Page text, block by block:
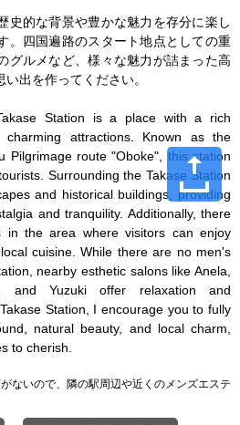
史的な背景や豊かな魅力を存分に楽し
。四国遍路のスタート地点としての重
グルメなど、様々な魅力が詰まった高
出を作ってください。
Station is a place with a rich
charming attractions. Known as the
Pilgrimage route "Oboke", this station
Surrounding the Takase Station
and historical buildings, providing
and tranquility. Additionally, there
in the area where visitors can enjoy
cuisine. While there are no men's
nearby esthetic salons like Anela,
and Yuzuki offer relaxation and
Station, I encourage you to fully
natural beauty, and local charm,
to cherish.
ないので、隣の駅周辺や近くのメンズエステ